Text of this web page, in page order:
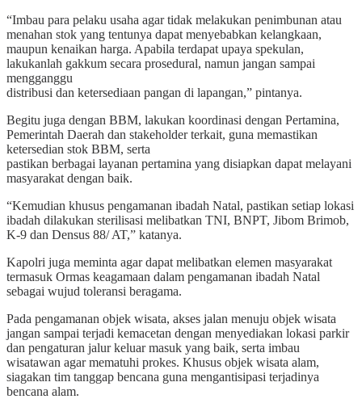
“Imbau para pelaku usaha agar tidak melakukan penimbunan atau
menahan stok yang tentunya dapat menyebabkan kelangkaan,
maupun kenaikan harga. Apabila terdapat upaya spekulan,
lakukanlah gakkum secara prosedural, namun jangan sampai
mengganggu
distribusi dan ketersediaan pangan di lapangan,” pintanya.
Begitu juga dengan BBM, lakukan koordinasi dengan Pertamina,
Pemerintah Daerah dan stakeholder terkait, guna memastikan
ketersedian stok BBM, serta
pastikan berbagai layanan pertamina yang disiapkan dapat melayani
masyarakat dengan baik.
“Kemudian khusus pengamanan ibadah Natal, pastikan setiap lokasi
ibadah dilakukan sterilisasi melibatkan TNI, BNPT, Jibom Brimob,
K-9 dan Densus 88/ AT,” katanya.
Kapolri juga meminta agar dapat melibatkan elemen masyarakat
termasuk Ormas keagamaan dalam pengamanan ibadah Natal
sebagai wujud toleransi beragama.
Pada pengamanan objek wisata, akses jalan menuju objek wisata
jangan sampai terjadi kemacetan dengan menyediakan lokasi parkir
dan pengaturan jalur keluar masuk yang baik, serta imbau
wisatawan agar mematuhi prokes. Khusus objek wisata alam,
siagakan tim tanggap bencana guna mengantisipasi terjadinya
bencana alam.